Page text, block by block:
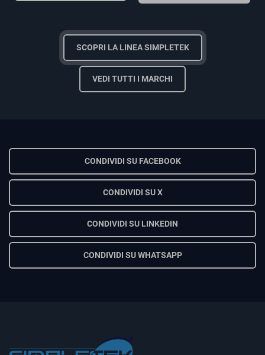
SCOPRI LA LINEA SIMPLETEK
VEDI TUTTI I MARCHI
CONDIVIDI SU FACEBOOK
CONDIVIDI SU X
CONDIVIDI SU LINKEDIN
CONDIVIDI SU WHATSAPP